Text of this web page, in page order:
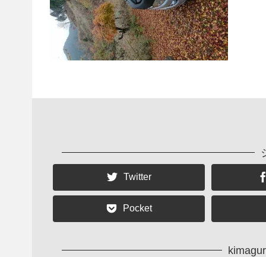
Twitter
Pocket